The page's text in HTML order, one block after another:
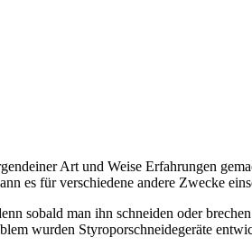
Art und Weise Erfahrungen
es für verschiedene andere Zwecke
sobald man ihn schneiden oder
wurden Styroporschneidegeräte